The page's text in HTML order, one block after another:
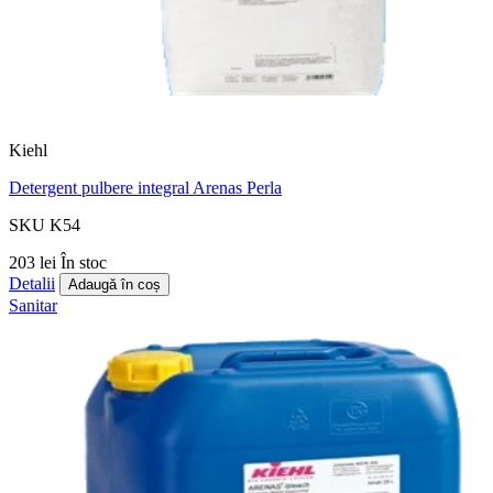
Kiehl
Detergent pulbere integral Arenas Perla
SKU K54
203 lei În stoc
Detalii
Adaugă în coș
Sanitar